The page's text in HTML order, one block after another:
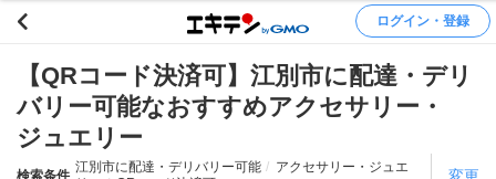
ログイン・登録
【QRコード決済可】江別市に配達・デリ
バリー可能なおすすめアクセサリー・
ジュエリー
検索条件
江別市に配達・デリバリー可能
アクセサリー・ジュエ